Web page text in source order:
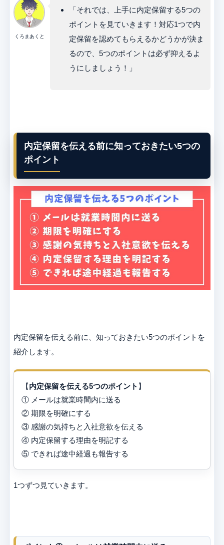
くろまあくと
「それでは、上手に内定保留する5つの
ポイントを見ていきます！対応1つで内
定保留を認めてもらえるかどうかが決ま
るので、5つのポイントは必ず抑えるよ
うにしましょう！」
内定保留を伝える前に知っておきたい5つの
ポイント
内定保留を伝える前に、知っておきたい5つのポイントを
紹介します。
【内定保留を伝える5つのポイント 】
① メールは就業時間内に送る
② 期限を明確にする
③ 感謝の気持ちと入社意欲を伝える
④ 内定保留する理由を明記する
⑤ できれば途中経過も報告する
1つずつ見ていきます。